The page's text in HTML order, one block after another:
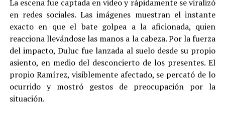
La escena fue captada en video y rápidamente se viralizó
en redes sociales. Las imágenes muestran el instante
exacto en que el bate golpea a la aficionada, quien
reacciona llevándose las manos a la cabeza. Por la fuerza
del impacto, Duluc fue lanzada al suelo desde su propio
asiento, en medio del desconcierto de los presentes. El
propio Ramírez, visiblemente afectado, se percató de lo
ocurrido y mostró gestos de preocupación por la
situación.